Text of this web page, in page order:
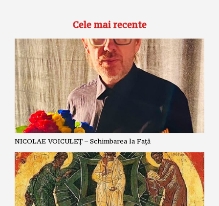
Cele mai recente
NICOLAE VOICULEȚ – Schimbarea la Față